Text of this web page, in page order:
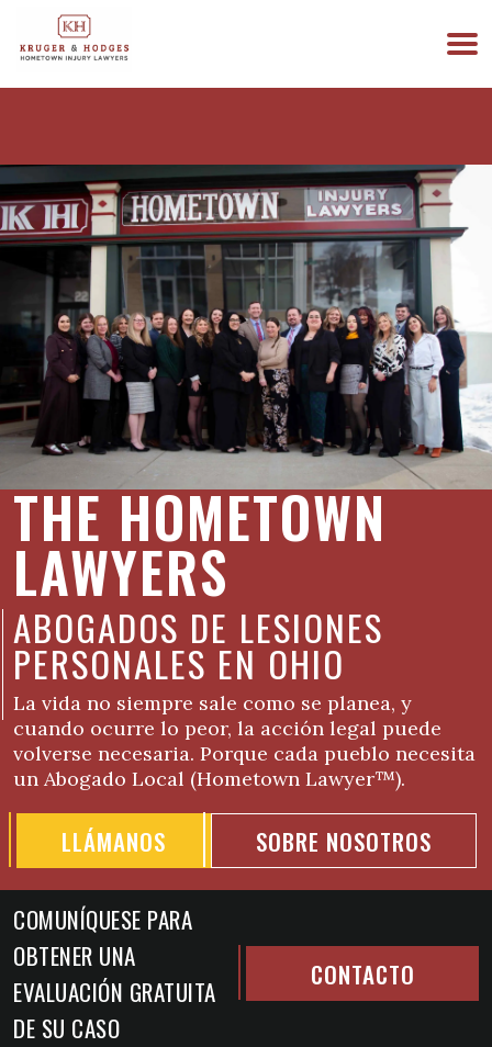
ESTAMOS DISPONIBLES 24/7
THE HOMETOWN
LAWYERS
ABOGADOS DE LESIONES
PERSONALES EN OHIO
La vida no siempre sale como se planea, y
cuando ocurre lo peor, la acción legal puede
volverse necesaria. Porque cada pueblo necesita
un Abogado Local (Hometown Lawyer™).
LLÁMANOS SOBRE NOSOTROS
COMUNÍQUESE PARA
OBTENER UNA
EVALUACIÓN GRATUITA
DE SU CASO
CONTACTO